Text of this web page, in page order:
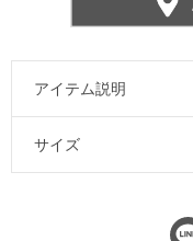
アイテム説明
サイズ